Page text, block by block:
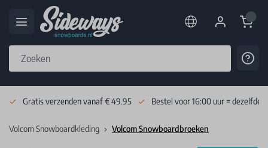
Cart
Gratis verzenden vanaf € 49.95 Bestel voor 16:00 uur = dezelfde
Volcom Snowboardkleding Volcom Snowboardbroeken